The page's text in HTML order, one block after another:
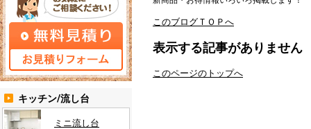
このブログＴＯＰへ
表示する記事がありません
このページのトップへ
キッチン/流し台
ミニ流し台